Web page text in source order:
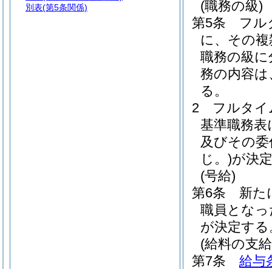
(職務の級)
第5条
フル
に、その
職務の級
務の内容は
る。
2
フルタイ
基準職務
及びその
じ。)が決
(号給)
第6条
新た
職員とな
が決定する
(給料の支
第7条
給与
別表(第5条関係)